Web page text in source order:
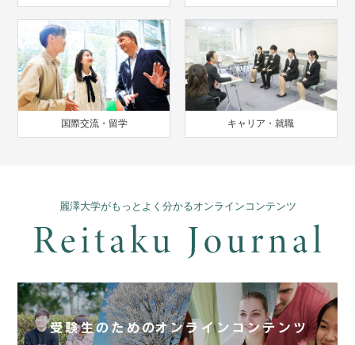
国際交流・留学 キャリア・就職
麗澤大学がもっとよく分かるオンラインコンテンツ